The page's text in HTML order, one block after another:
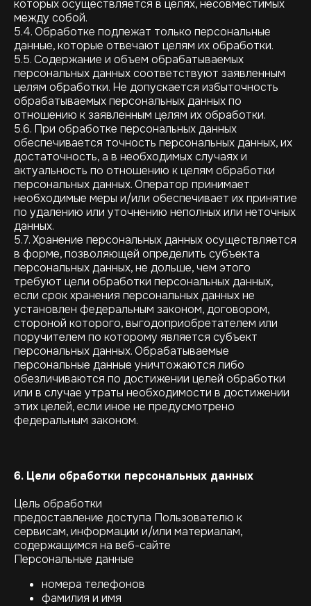
которых осуществляется в целях, несовместимых
между собой.
5.4. Обработке подлежат только персональные
данные, которые отвечают целям их обработки.
5.5. Содержание и объем обрабатываемых
персональных данных соответствуют заявленным
целям обработки. Не допускается избыточность
обрабатываемых персональных данных по
отношению к заявленным целям их обработки.
5.6. При обработке персональных данных
обеспечивается точность персональных данных, их
достаточность, а в необходимых случаях и
актуальность по отношению к целям обработки
персональных данных. Оператор принимает
необходимые меры и/или обеспечивает их принятие
по удалению или уточнению неполных или неточных
данных.
5.7. Хранение персональных данных осуществляется
в форме, позволяющей определить субъекта
персональных данных, не дольше, чем этого
требуют цели обработки персональных данных,
если срок хранения персональных данных не
установлен федеральным законом, договором,
стороной которого, выгодоприобретателем или
поручителем по которому является субъект
персональных данных. Обрабатываемые
персональные данные уничтожаются либо
обезличиваются по достижении целей обработки
или в случае утраты необходимости в достижении
этих целей, если иное не предусмотрено
федеральным законом.
6. Цели обработки персональных данных
Цель обработки
предоставление доступа Пользователю к
сервисам, информации и/или материалам,
содержащимся на веб-сайте
Персональные данные
номера телефонов
фамилия и имя